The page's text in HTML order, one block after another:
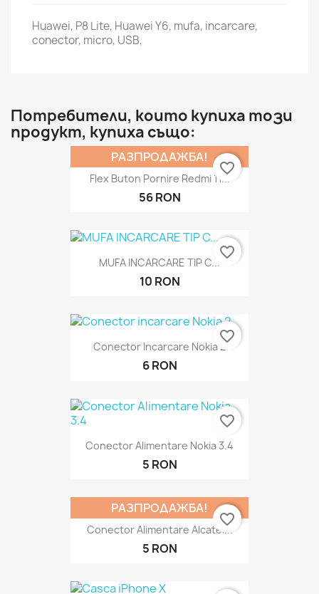
Huawei, P8 Lite, Huawei Y6, mufa, incarcare,
conector, micro, USB,
Потребители, които купиха този
продукт, купиха също:
Flex Buton Pornire Redmi 11...
56 RON
РАЗПРОДАЖБА!
favorite_border
MUFA INCARCARE TIP C...
10 RON
favorite_border
Conector Incarcare Nokia 2
6 RON
favorite_border
Conector Alimentare Nokia 3.4
5 RON
favorite_border
Conector Alimentare Alcatel...
5 RON
РАЗПРОДАЖБА!
favorite_border